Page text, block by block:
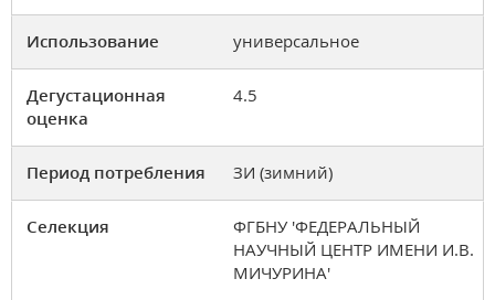
Использование универсальное
Дегустационная
оценка
4.5
Период потребления ЗИ (зимний)
Селекция
ФГБНУ 'ФЕДЕРАЛЬНЫЙ
НАУЧНЫЙ ЦЕНТР ИМЕНИ И.В.
МИЧУРИНА'